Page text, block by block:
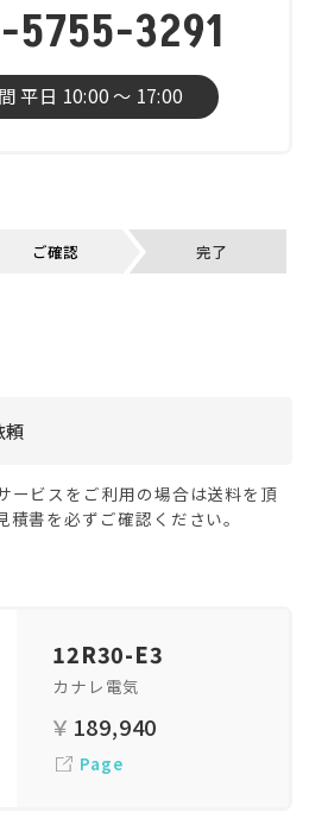
5755-3291
平日 10:00 〜 17:00
ご確認 完了
ービスをご利用の場合は送料を頂
書を必ずご確認ください。
12R30-E3
カナレ電気
189,940
Page